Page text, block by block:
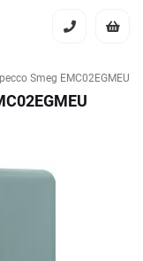
Smeg EMC02EGMEU